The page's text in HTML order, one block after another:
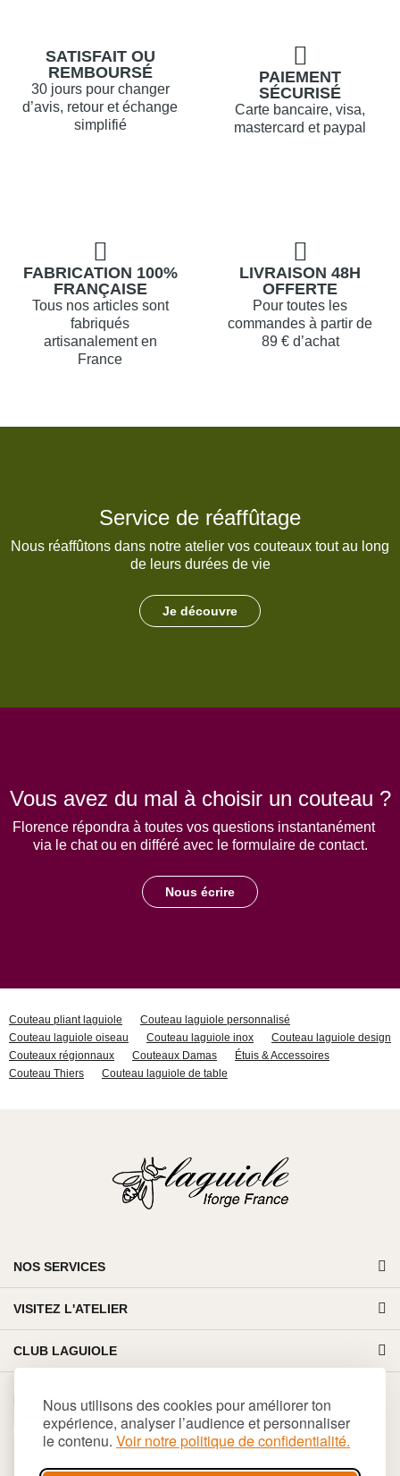
Nous utilisons des cookies pour améliorer ton
expérience, analyser l’audience et personnaliser
le contenu. Voir notre politique de confidentialité.
SATISFAIT OU
REMBOURSÉ
30 jours pour changer
d’avis, retour et échange
simplifié
PAIEMENT
SÉCURISÉ
Carte bancaire, visa,
mastercard et paypal
FABRICATION 100%
FRANÇAISE
Tous nos articles sont
fabriqués
artisanalement en
France
LIVRAISON 48H
OFFERTE
Pour toutes les
commandes à partir de
89 € d’achat
Service de réaffûtage
Nous réaffûtons dans notre atelier vos couteaux tout au long
de leurs durées de vie
Je découvre
Vous avez du mal à choisir un couteau ?
Florence répondra à toutes vos questions instantanément
via le chat ou en différé avec le formulaire de contact.
Nous écrire
Couteau pliant laguiole
Couteau laguiole personnalisé
Couteau laguiole oiseau
Couteau laguiole inox
Couteau laguiole design
Couteaux régionnaux
Couteaux Damas
Étuis & Accessoires
Couteau Thiers
Couteau laguiole de table
NOS SERVICES
VISITEZ L'ATELIER
CLUB LAGUIOLE
PAIEMENT 100% SÉCURISÉ